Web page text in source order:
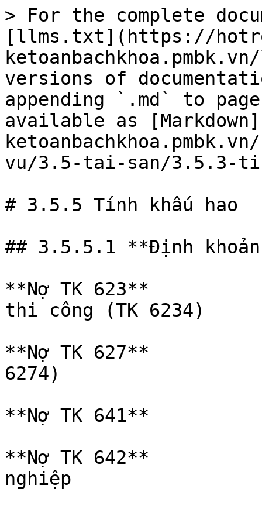
> For the complete
[llms.txt](https://
versions of
appending `.md` to
available as
vu/3.5-tai-san/3.5.3-
# 3.5.5 Tính khấu hao
## 3.5.5.1 **Định
**Nợ TK 623**
thi công (TK 6234)
**Nợ TK 627**
6274)
**Nợ TK 641**
**Nợ TK 642**
nghiệp